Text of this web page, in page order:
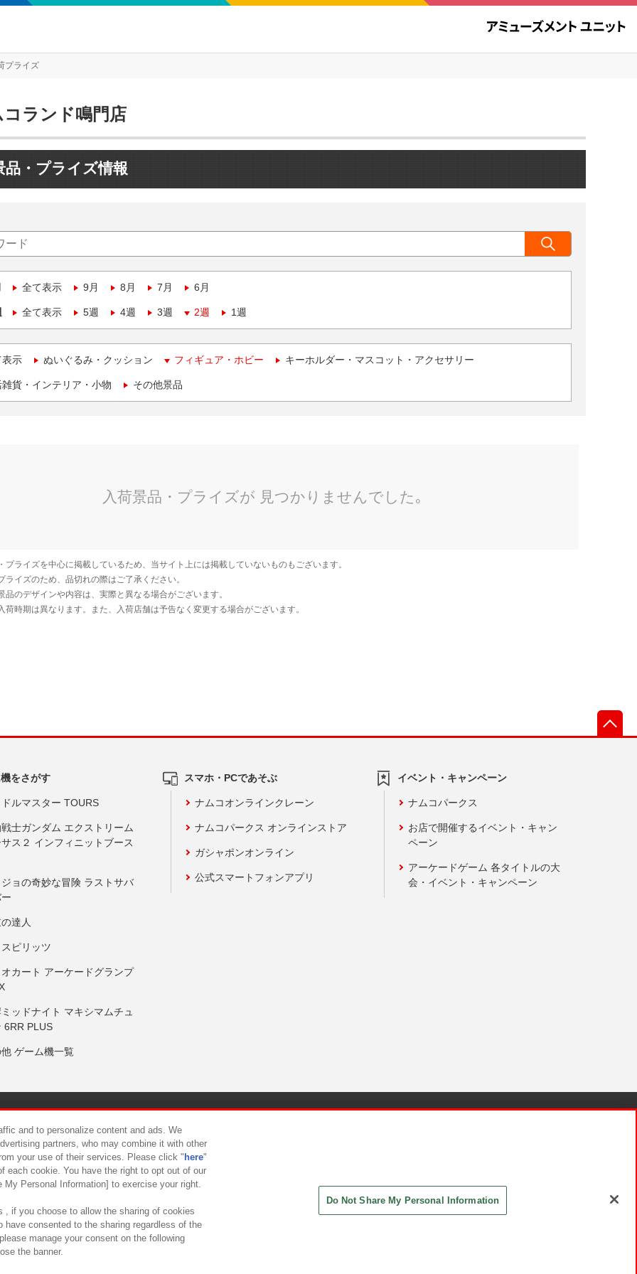
プライズ
ランド鳴門店
品・プライズ情報
全て表示 9月 8月 7月 6月
全て表示 5週 4週 3週 2週 1週
表示 ぬいぐるみ・クッション フィギュア・ホビー キーホルダー・マスコット・アクセサリー
貨・インテリア・小物 その他景品
をさがす
ルマスター TOURS
士ガンダム エクストリーム
ス２ インフィニットブース
ョの奇妙な冒険 ラストサバ
達人
ピリッツ
カート アーケードグランプ
ッドナイト マキシマムチュ
6RR PLUS
ゲーム機一覧
スマホ・PCであそぶ
ナムコオンラインクレーン
ナムコパークス オンラインストア
ガシャポンオンライン
公式スマートフォンアプリ
イベント・キャンペーン
ナムコパークス
お店で開催するイベント・キャン
ペーン
アーケードゲーム 各タイトルの大
会・イベント・キャンペーン
について カスタマーハラスメント対応方針
and to personalize content and ads. We
partners, who may combine it with other
your use of their services. Please click " here"
each cookie. You have the right to opt out of our
Personal Information] to exercise your right.
, if you choose to allow the sharing of cookies
have consented to the sharing regardless of the
manage your consent on the following
the banner.
Do Not Share My Personal Information